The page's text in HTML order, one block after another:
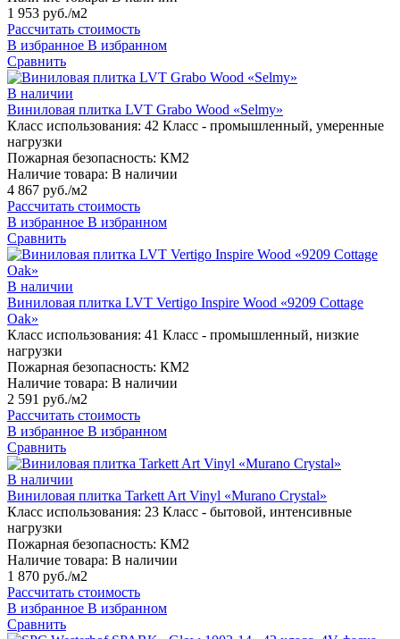
1 953 руб./м2
Рассчитать стоимость
В избранное В избранном
Сравнить
В наличии
Виниловая плитка LVT Grabo Wood «Selmy»
Класс использования: 42 Класс - промышленный, умеренные
нагрузки
Пожарная безопасность: КМ2
Наличие товара: В наличии
4 867 руб./м2
Рассчитать стоимость
В избранное В избранном
Сравнить
В наличии
Виниловая плитка LVT Vertigo Inspire Wood «9209 Cottage
Oak»
Класс использования: 41 Класс - промышленный, низкие
нагрузки
Пожарная безопасность: КМ2
Наличие товара: В наличии
2 591 руб./м2
Рассчитать стоимость
В избранное В избранном
Сравнить
В наличии
Виниловая плитка Tarkett Art Vinyl «Murano Crystal»
Класс использования: 23 Класс - бытовой, интенсивные
нагрузки
Пожарная безопасность: КМ2
Наличие товара: В наличии
1 870 руб./м2
Рассчитать стоимость
В избранное В избранном
Сравнить